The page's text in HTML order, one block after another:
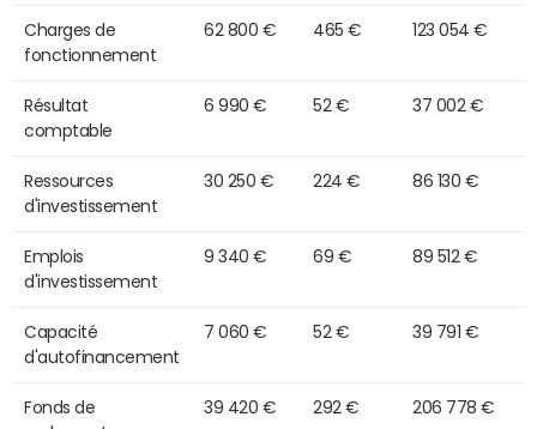
Charges de
fonctionnement
62 800 € 465 € 123 054 €
Résultat
comptable
6 990 € 52 € 37 002 €
Ressources
d'investissement
30 250 € 224 € 86 130 €
Emplois
d'investissement
9 340 € 69 € 89 512 €
Capacité
d'autofinancement
7 060 € 52 € 39 791 €
Fonds de
39 420 € 292 € 206 778 €